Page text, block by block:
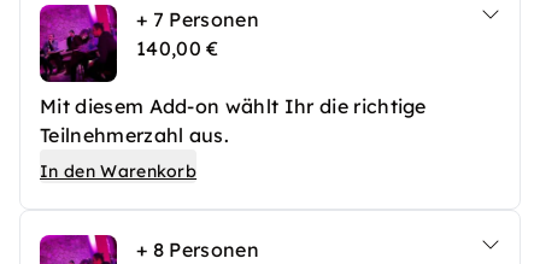
+ 7 Personen
140,00 €
Mit diesem Add-on wählt Ihr die richtige
Teilnehmerzahl aus.
In den Warenkorb
+ 8 Personen